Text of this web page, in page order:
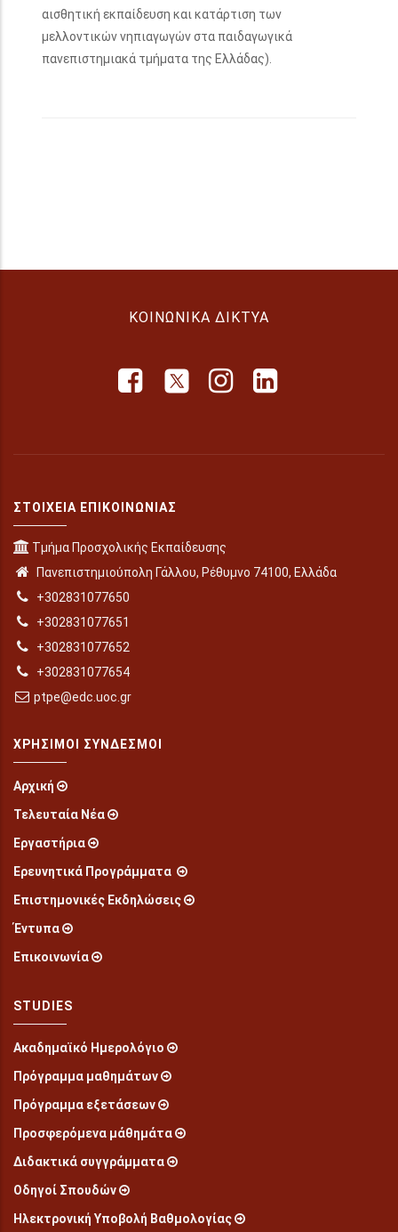
αισθητική εκπαίδευση και κατάρτιση των
μελλοντικών νηπιαγωγών στα παιδαγωγικά
πανεπιστημιακά τμήματα της Ελλάδας).
ΚΟΙΝΩΝΙΚΆ ΔΊΚΤΥΑ
ΣΤΟΙΧΕΊΑ ΕΠΙΚΟΙΝΩΝΊΑΣ
Τμήμα Προσχολικής Εκπαίδευσης
Πανεπιστημιούπολη Γάλλου, Ρέθυμνο 74100, Ελλάδα
+302831077650
+302831077651
+302831077652
+302831077654
ptpe@edc.uoc.gr
ΧΡΉΣΙΜΟΙ ΣΎΝΔΕΣΜΟΙ
Αρχική
Τελευταία Νέα
Εργαστήρια
Ερευνητικά Προγράμματα
Επιστημονικές Εκδηλώσεις
Έντυπα
Επικοινωνία
STUDIES
Ακαδημαϊκό Ημερολόγιο
Πρόγραμμα μαθημάτων
Πρόγραμμα εξετάσεων
Προσφερόμενα μάθημάτα
Διδακτικά συγγράμματα
Οδηγοί Σπουδών
Ηλεκτρονική Υποβολή Βαθμολογίας